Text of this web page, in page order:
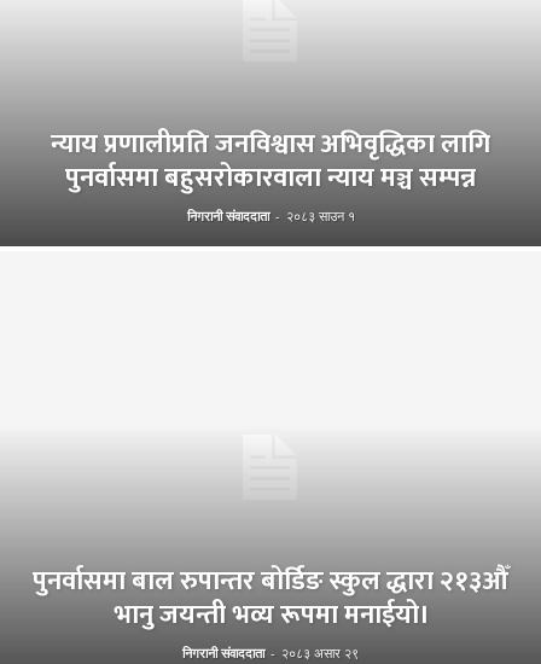
न्याय प्रणालीप्रति जनविश्वास अभिवृद्धिका लागि
पुनर्वासमा बहुसरोकारवाला न्याय मञ्च सम्पन्न
निगरानी संवाददाता - २०८३ साउन १
पुनर्वासमा बाल रुपान्तर बोर्डिङ स्कुल द्धारा २१३औँ
भानु जयन्ती भव्य रूपमा मनाईयो।
निगरानी संवाददाता - २०८३ असार २९